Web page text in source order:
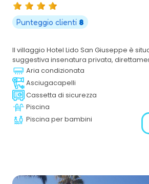
Punteggio clienti 8
Il villaggio Hotel Lido San Giuseppe è
suggestiva insenatura privata,
Briatico,si trova sulla costa tirrenica
di una bellissima spiaggia privata con
per il relax di tutta la famiglia. Il Villaggio
chilometri da Tropea, Capo Vaticano e
Aria condizionata
Asciugacapelli
Cassetta di sicurezza
Piscina
Piscina per bambini